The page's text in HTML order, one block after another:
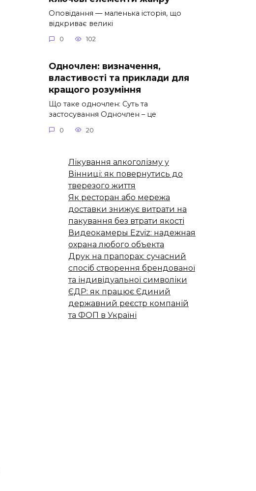
Оповідання — маленька історія, що
відкриває великі
0 102
Одночлен: визначення,
властивості та приклади для
кращого розуміння
Що таке одночлен: Суть та
застосування Одночлен – це
0 20
Лікування алкоголізму у
Вінниці: як повернутись до
тверезого життя
Як ресторан або мережа
доставки знижує витрати на
пакування без втрати якості
Видеокамеры Ezviz: надежная
охрана любого объекта
Друк на прапорах: сучасний
спосіб створення брендованої
та індивідуальної символіки
ЄДР: як працює Єдиний
державний реєстр компаній
та ФОП в Україні